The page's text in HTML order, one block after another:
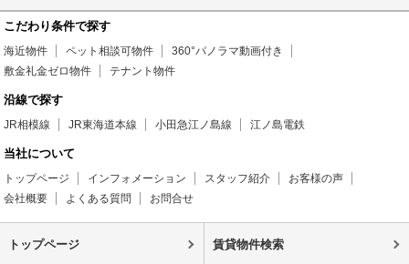
こだわり条件で探す
海近物件 ペット相談可物件
360°パノラマ動画付き
敷金礼金ゼロ物件
テナント物件
沿線で探す
JR相模線 JR東海道本線 小田急江ノ島線 江ノ島電鉄
当社について
トップページ インフォメーション スタッフ紹介
お客様の声
会社概要
よくある質問 お問合せ
トップページ 賃貸物件検索